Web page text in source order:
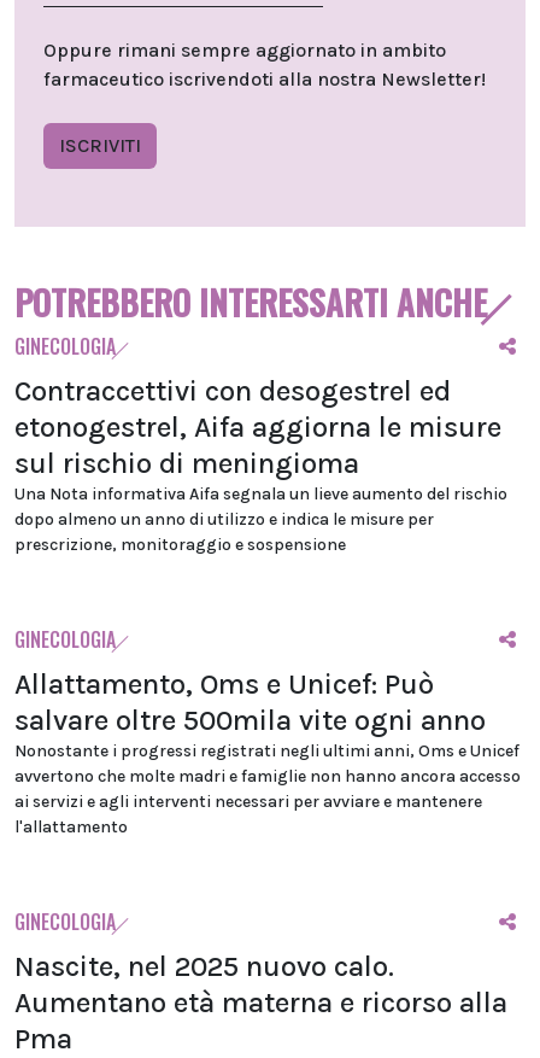
Oppure rimani sempre aggiornato in ambito
farmaceutico iscrivendoti alla nostra Newsletter!
ISCRIVITI
POTREBBERO INTERESSARTI ANCHE
GINECOLOGIA
Contraccettivi con desogestrel ed
etonogestrel, Aifa aggiorna le misure
sul rischio di meningioma
Una Nota informativa Aifa segnala un lieve aumento del rischio
dopo almeno un anno di utilizzo e indica le misure per
prescrizione, monitoraggio e sospensione
GINECOLOGIA
Allattamento, Oms e Unicef: Può
salvare oltre 500mila vite ogni anno
Nonostante i progressi registrati negli ultimi anni, Oms e Unicef
avvertono che molte madri e famiglie non hanno ancora accesso
ai servizi e agli interventi necessari per avviare e mantenere
l'allattamento
GINECOLOGIA
Nascite, nel 2025 nuovo calo.
Aumentano età materna e ricorso alla
Pma